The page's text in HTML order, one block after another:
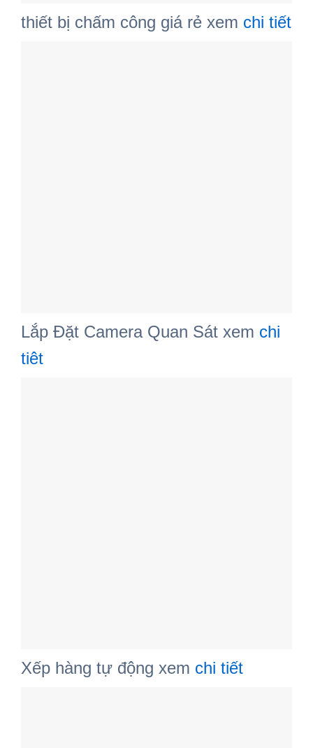
thiết bị chấm công giá rẻ xem chi tiết
Lắp Đặt Camera Quan Sát xem chi
tiêt
Xếp hàng tự động xem chi tiết